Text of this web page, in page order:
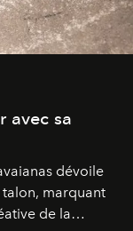
avec sa
dévoile
talon, marquant
de la